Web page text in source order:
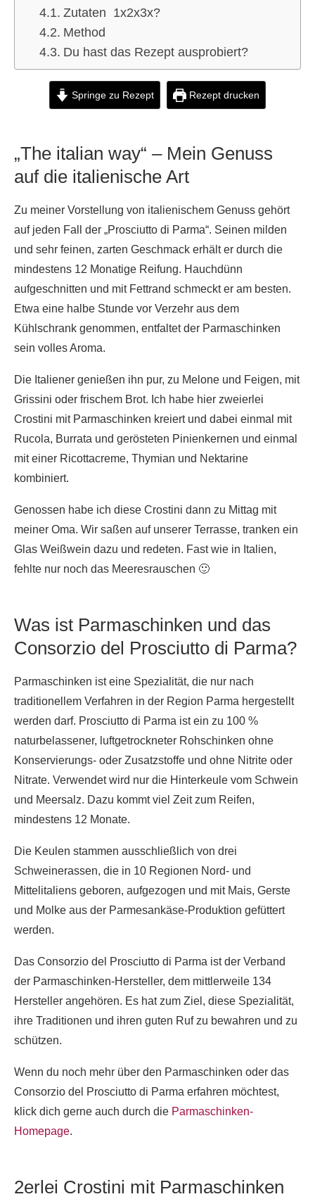
Zutaten 1x2x3x?
Method
Du hast das Rezept ausprobiert?
Springe zu Rezept Rezept drucken
„The italian way“ – Mein Genuss
auf die italienische Art
Zu meiner Vorstellung von italienischem Genuss gehört
auf jeden Fall der „Prosciutto di Parma“. Seinen milden
und sehr feinen, zarten Geschmack erhält er durch die
mindestens 12 Monatige Reifung. Hauchdünn
aufgeschnitten und mit Fettrand schmeckt er am besten.
Etwa eine halbe Stunde vor Verzehr aus dem
Kühlschrank genommen, entfaltet der Parmaschinken
sein volles Aroma.
Die Italiener genießen ihn pur, zu Melone und Feigen, mit
Grissini oder frischem Brot. Ich habe hier zweierlei
Crostini mit Parmaschinken kreiert und dabei einmal mit
Rucola, Burrata und gerösteten Pinienkernen und einmal
mit einer Ricottacreme, Thymian und Nektarine
kombiniert.
Genossen habe ich diese Crostini dann zu Mittag mit
meiner Oma. Wir saßen auf unserer Terrasse, tranken ein
Glas Weißwein dazu und redeten. Fast wie in Italien,
fehlte nur noch das Meeresrauschen 🙂
Was ist Parmaschinken und das
Consorzio del Prosciutto di Parma?
Parmaschinken ist eine Spezialität, die nur nach
traditionellem Verfahren in der Region Parma hergestellt
werden darf. Prosciutto di Parma ist ein zu 100 %
naturbelassener, luftgetrockneter Rohschinken ohne
Konservierungs- oder Zusatzstoffe und ohne Nitrite oder
Nitrate. Verwendet wird nur die Hinterkeule vom Schwein
und Meersalz. Dazu kommt viel Zeit zum Reifen,
mindestens 12 Monate.
Die Keulen stammen ausschließlich von drei
Schweinerassen, die in 10 Regionen Nord- und
Mittelitaliens geboren, aufgezogen und mit Mais, Gerste
und Molke aus der Parmesankäse-Produktion gefüttert
werden.
Das Consorzio del Prosciutto di Parma ist der Verband
der Parmaschinken-Hersteller, dem mittlerweile 134
Hersteller angehören. Es hat zum Ziel, diese Spezialität,
ihre Traditionen und ihren guten Ruf zu bewahren und zu
schützen.
Wenn du noch mehr über den Parmaschinken oder das
Consorzio del Prosciutto di Parma erfahren möchtest,
klick dich gerne auch durch die Parmaschinken-
Homepage.
2erlei Crostini mit Parmaschinken